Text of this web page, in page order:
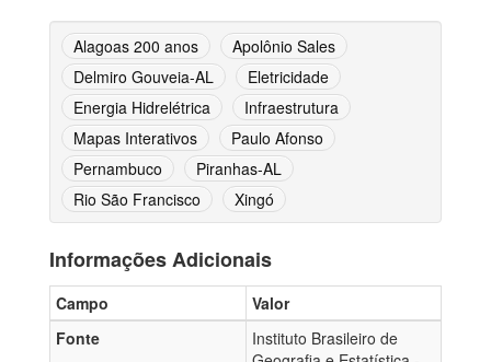
Alagoas 200 anos
Apolônio Sales
Delmiro Gouveia-AL
Eletricidade
Energia Hidrelétrica
Infraestrutura
Mapas Interativos
Paulo Afonso
Pernambuco
Piranhas-AL
Rio São Francisco
Xingó
Informações Adicionais
Campo
Valor
Fonte
Instituto Brasileiro de